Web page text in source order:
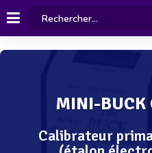
MINI-BUCK
Calibrateur